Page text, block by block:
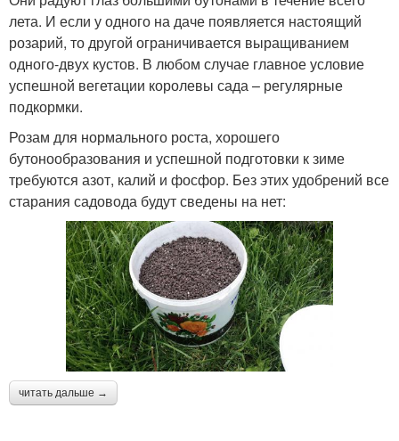
лета. И если у одного на даче появляется настоящий
розарий, то другой ограничивается выращиванием
одного-двух кустов. В любом случае главное условие
успешной вегетации королевы сада – регулярные
подкормки.
Розам для нормального роста, хорошего
бутонообразования и успешной подготовки к зиме
требуются азот, калий и фосфор. Без этих удобрений все
старания садовода будут сведены на нет:
читать дальше →